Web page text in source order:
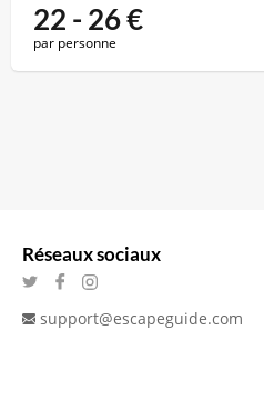
22 - 26€
par personne
Réseaux sociaux
support@escapeguide.com